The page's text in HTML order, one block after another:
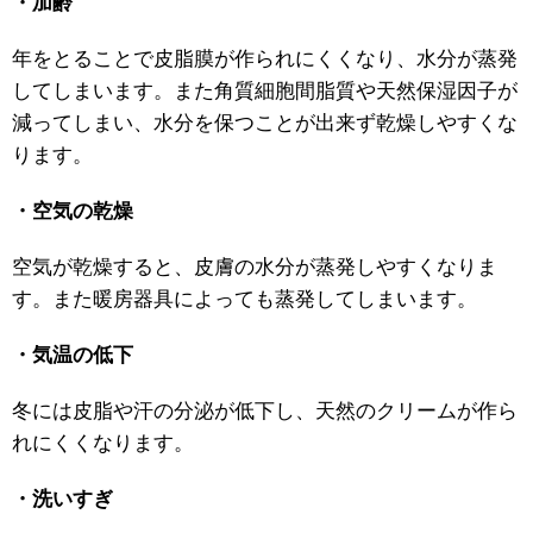
年をとることで皮脂膜が作られにくくなり、水分が蒸発
してしまいます。また角質細胞間脂質や天然保湿因子が
減ってしまい、水分を保つことが出来ず乾燥しやすくな
ります。
・空気の乾燥
空気が乾燥すると、皮膚の水分が蒸発しやすくなりま
す。また暖房器具によっても蒸発してしまいます。
・気温の低下
冬には皮脂や汗の分泌が低下し、天然のクリームが作ら
れにくくなります。
・洗いすぎ